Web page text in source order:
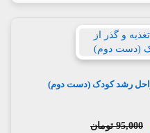
رشد کودک (دست دوم)
95,000 تومان